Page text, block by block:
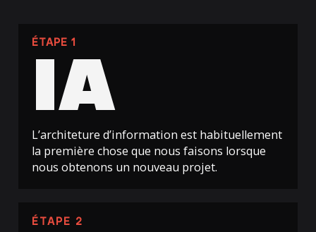
ÉTAPE 1
IA
L’architeture d’information est habituellement
la première chose que nous faisons lorsque
nous obtenons un nouveau projet.
ÉTAPE 2